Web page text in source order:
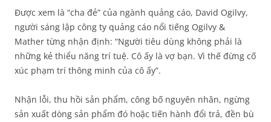
Được xem là “cha đẻ” của ngành quảng cáo, David Ogilvy,
người sáng lập công ty quảng cáo nổi tiếng Ogilvy &
Mather từng nhận định: “Người tiêu dùng không phải là
những kẻ thiểu năng trí tuệ. Cô ấy là vợ bạn. Vì thế đừng cố
xúc phạm trí thông minh của cô ấy”.
Nhận lỗi, thu hồi sản phẩm, công bố nguyên nhân, ngừng
sản xuất dòng sản phẩm đó hoặc tiến hành đổi trả, đền bù